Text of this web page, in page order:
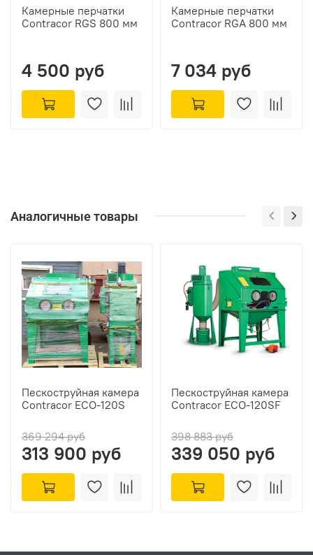
Камерные перчатки
Contracor RGS 800 мм
4 500 руб
Камерные перчатки
Contracor RGA 800 мм
7 034 руб
Аналогичные товары
Пескоструйная камера
Contracor ECO-120S
369 294 руб
313 900 руб
Пескоструйная камера
Contracor ECO-120SF
398 883 руб
339 050 руб